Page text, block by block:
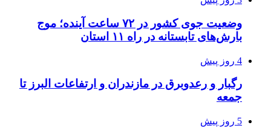
وضعیت جوی کشور در ۷۲ ساعت آینده؛ موج
بارش‌های تابستانه در راه ۱۱ استان
4 روز پیش
رگبار و رعدوبرق در مازندران و ارتفاعات البرز تا
جمعه
5 روز پیش